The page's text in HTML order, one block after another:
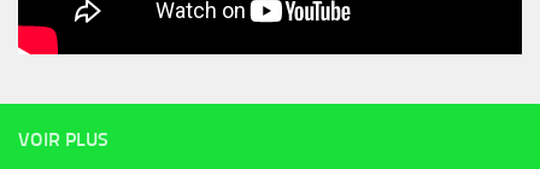
VOIR PLUS